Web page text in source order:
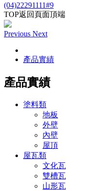
(04)22291111#9
TOP返回頁面頂端
Previous Next
產品實績
產品實績
塗料類
地板
外壁
內壁
屋頂
屋瓦類
文化瓦
雙槽瓦
山形瓦